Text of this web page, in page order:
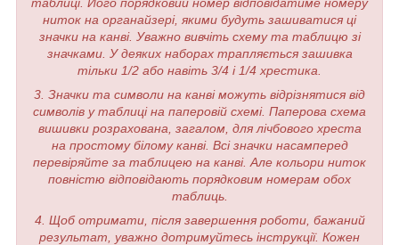
ниток на органайзері, якими будуть зашиватися ці
значки на канві. Уважно вивчіть схему та таблицю зі
значками. У деяких наборах трапляється зашивка
тільки 1/2 або навіть 3/4 і 1/4 хрестика.
3. Значки та символи на канві можуть відрізнятися від
символів у таблиці на паперовій схемі. Паперова схема
вишивки розрахована, загалом, для лічбового хреста
на простому білому канві. Всі значки насамперед
перевіряйте за таблицею на канві. Але кольори ниток
повністю відповідають порядковим номерам обох
таблиць.
4. Щоб отримати, після завершення роботи, бажаний
результат, уважно дотримуйтесь інструкції. Кожен